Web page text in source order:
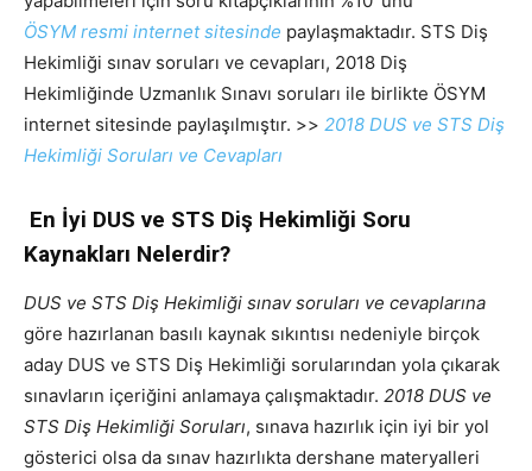
ÖSYM resmi internet sitesinde paylaşmaktadır. STS Diş
Hekimliği sınav soruları ve cevapları, 2018 Diş
Hekimliğinde Uzmanlık Sınavı soruları ile birlikte ÖSYM
internet sitesinde paylaşılmıştır. >> 2018 DUS ve STS Diş
Hekimliği Soruları ve Cevapları
En İyi DUS ve STS Diş Hekimliği Soru
Kaynakları Nelerdir?
DUS ve STS Diş Hekimliği sınav soruları ve cevaplarına
göre hazırlanan basılı kaynak sıkıntısı nedeniyle birçok
aday DUS ve STS Diş Hekimliği sorularından yola çıkarak
sınavların içeriğini anlamaya çalışmaktadır. 2018 DUS ve
STS Diş Hekimliği Soruları, sınava hazırlık için iyi bir yol
gösterici olsa da sınav hazırlıkta dershane materyalleri